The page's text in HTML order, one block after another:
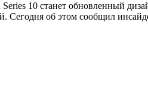
10 станет обновленный
Сегодня об этом сообщил